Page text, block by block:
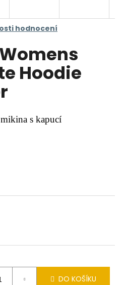
hodnocení
Hoodie
s kapucí
DO KOŠÍKU